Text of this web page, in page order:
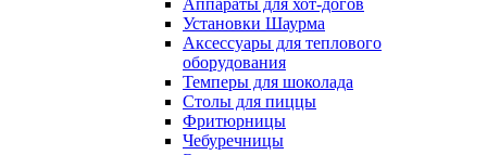
Аппараты для хот-догов
Установки Шаурма
Аксессуары для теплового
оборудования
Темперы для шоколада
Столы для пиццы
Фритюрницы
Чебуречницы